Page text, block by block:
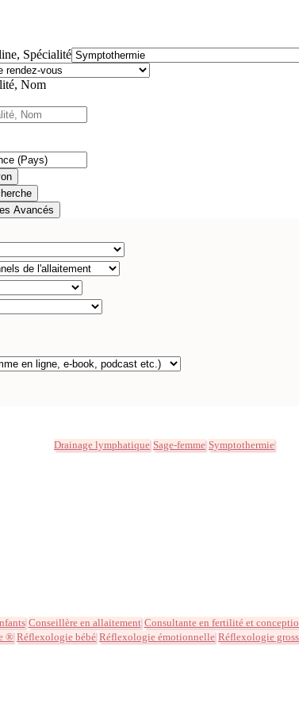
Spécialité
Nom
Avancés
Drainage lymphatique Sage-femme Symptothermie
Conseillère en allaitement Consultante en fertilité et
® Réflexologie bébé Réflexologie émotionnelle Réflexologie